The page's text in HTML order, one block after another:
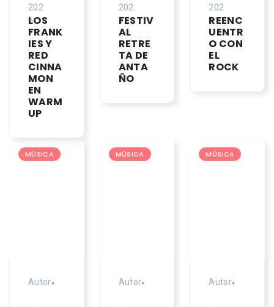
202
6
LOS
FRANK
IES Y
RED
CINNA
MON
EN
WARM
UP
202
6
FESTIV
AL
RETRE
TA DE
ANTA
ÑO
202
6
REENC
UENTR
O CON
EL
ROCK
MÚSICA
Autor•
MÚSICA
Autor•
MÚSICA
Autor•